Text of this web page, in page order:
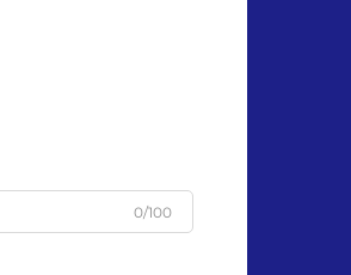
0/100